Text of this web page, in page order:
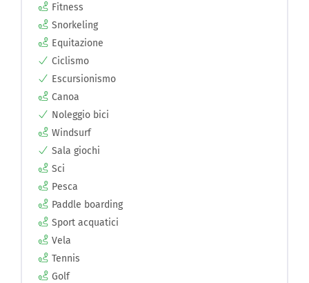
Fitness
Snorkeling
Equitazione
Ciclismo
Escursionismo
Canoa
Noleggio bici
Windsurf
Sala giochi
Sci
Pesca
Paddle boarding
Sport acquatici
Vela
Tennis
Golf